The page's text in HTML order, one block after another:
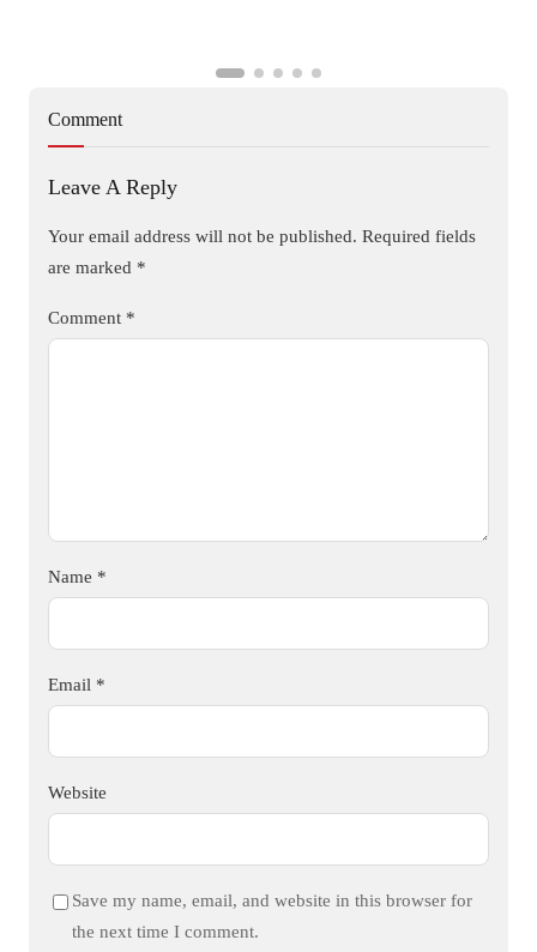
Comment
Leave A Reply
Your email address will not be published. Required fields
are marked *
Comment *
Name *
Email *
Website
Save my name, email, and website in this browser for
the next time I comment.